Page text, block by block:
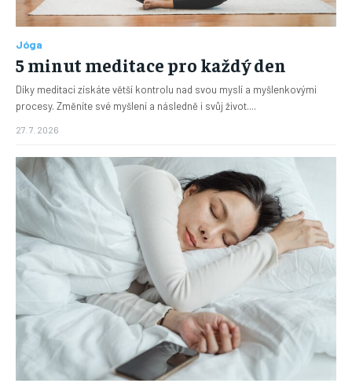
Jóga
5 minut meditace pro každý den
Díky meditaci získáte větší kontrolu nad svou myslí a myšlenkovými
procesy. Změníte své myšlení a následně i svůj život....
27. 7. 2026